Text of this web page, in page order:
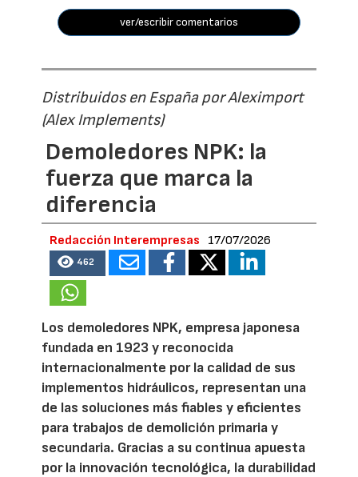
ver/escribir comentarios
Distribuidos en España por Aleximport
(Alex Implements)
Demoledores NPK: la
fuerza que marca la
diferencia
Redacción Interempresas 17/07/2026
462
Los demoledores NPK, empresa japonesa
fundada en 1923 y reconocida
internacionalmente por la calidad de sus
implementos hidráulicos, representan una
de las soluciones más fiables y eficientes
para trabajos de demolición primaria y
secundaria. Gracias a su continua apuesta
por la innovación tecnológica, la durabilidad